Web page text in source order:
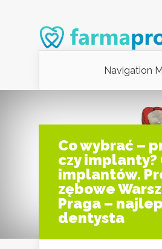
Navigation
Co wybrać –
czy implanty?
implantów.
zębowe
Praga –
dentysta